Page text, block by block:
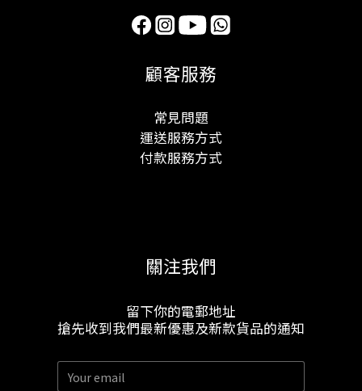
顧客服務
常見問題
運送服務方式
付款服務方式
關注我們
留下你的電郵地址
搶先收到我們最新優惠及新款貨品的通知